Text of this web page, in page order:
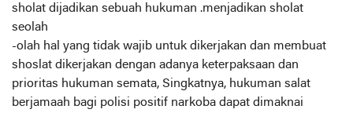
sholat dijadikan sebuah hukuman .menjadikan sholat
seolah
-olah hal yang tidak wajib untuk dikerjakan dan membuat
shoslat dikerjakan dengan adanya keterpaksaan dan
prioritas hukuman semata, Singkatnya, hukuman salat
berjamaah bagi polisi positif narkoba dapat dimaknai